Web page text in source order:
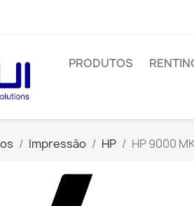
PRODUTOS
Impressão HP HP 9000